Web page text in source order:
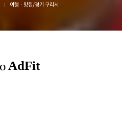
여행 · 맛집/경기 구리시
담덕.